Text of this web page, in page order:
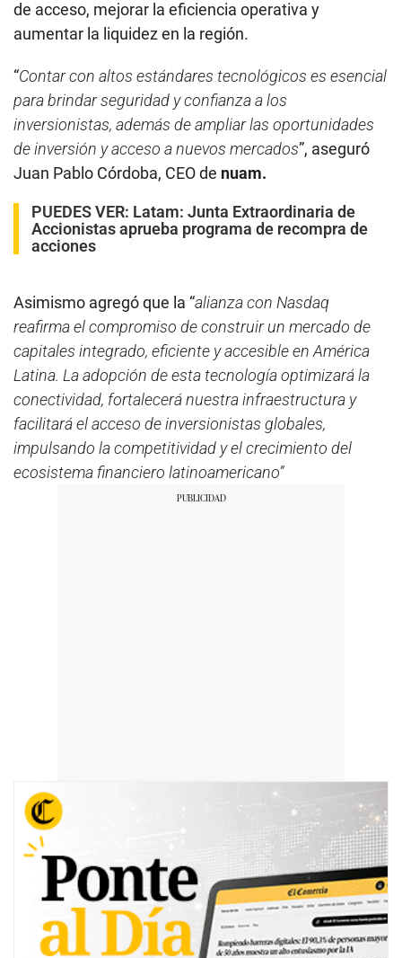
de acceso, mejorar la eficiencia operativa y
aumentar la liquidez en la región.
“Contar con altos estándares tecnológicos es esencial
para brindar seguridad y confianza a los
inversionistas, además de ampliar las oportunidades
de inversión y acceso a nuevos mercados”, aseguró
Juan Pablo Córdoba, CEO de nuam.
PUEDES VER: Latam: Junta Extraordinaria de
Accionistas aprueba programa de recompra de
acciones
Asimismo agregó que la “alianza con Nasdaq
reafirma el compromiso de construir un mercado de
capitales integrado, eficiente y accesible en América
Latina. La adopción de esta tecnología optimizará la
conectividad, fortalecerá nuestra infraestructura y
facilitará el acceso de inversionistas globales,
impulsando la competitividad y el crecimiento del
ecosistema financiero latinoamericano”